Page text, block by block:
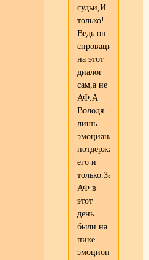
судьи,И
только!
Ведь он
спровацировал
на этот
диалог
сам,а не
АФ.А
Володя
лишь
эмоцианально
потдержал
его и
только.Заводчики
АФ в
этот
день
были на
пике